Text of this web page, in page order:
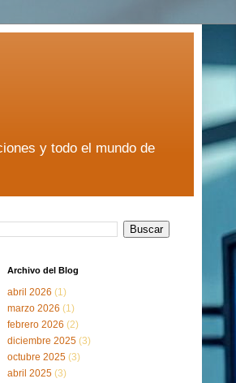
y todo el mundo de
Archivo del Blog
abril 2026 (1)
marzo 2026 (1)
febrero 2026 (2)
diciembre 2025 (3)
octubre 2025 (3)
abril 2025 (3)